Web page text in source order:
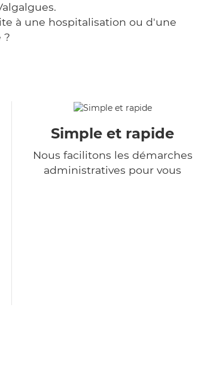
à une hospitalisation ou d'une
?
Simple et rapide
Nous facilitons les démarches
administratives pour vous